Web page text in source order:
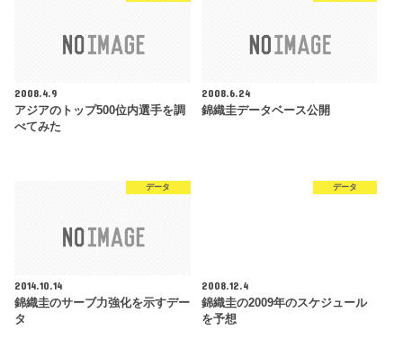
2008.4.9
アジアのトップ500位内選手を調
べてみた
2008.6.24
錦織圭データベース公開
データ
2014.10.14
錦織圭のサーブ力強化を示すデー
タ
データ
2008.12.4
錦織圭の2009年のスケジュール
を予想